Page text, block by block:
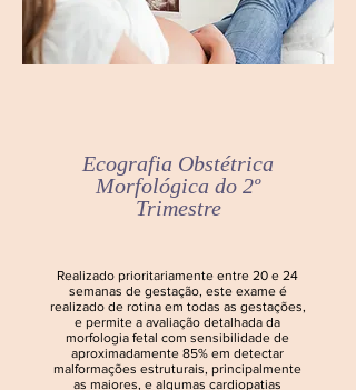
Ecografia Obstétrica
Morfológica do 2º
Trimestre
Realizado prioritariamente entre 20 e 24
semanas de gestação, este exame é
realizado de rotina em todas as gestações,
e permite a avaliação detalhada da
morfologia fetal com sensibilidade de
aproximadamente 85% em detectar
malformações estruturais, principalmente
as maiores, e algumas cardiopatias